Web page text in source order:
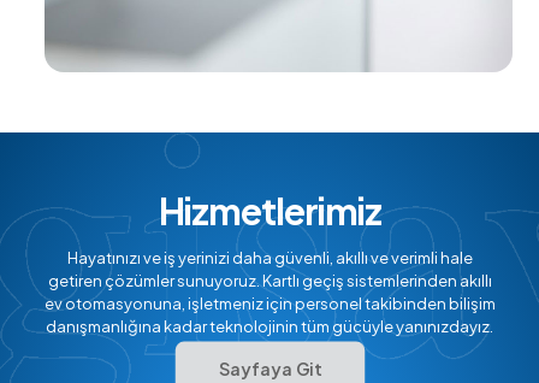
Hizmetlerimiz
Hayatınızı ve iş yerinizi daha güvenli, akıllı ve verimli hale
getiren çözümler sunuyoruz. Kartlı geçiş sistemlerinden akıllı
ev otomasyonuna, işletmeniz için personel takibinden bilişim
danışmanlığına kadar teknolojinin tüm gücüyle yanınızdayız.
Sayfaya Git